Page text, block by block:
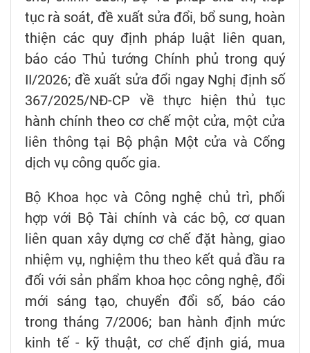
tục rà soát, đề xuất sửa đổi, bổ sung, hoàn
thiện các quy định pháp luật liên quan,
báo cáo Thủ tướng Chính phủ trong quý
II/2026; đề xuất sửa đổi ngay Nghị định số
367/2025/NĐ-CP về thực hiện thủ tục
hành chính theo cơ chế một cửa, một cửa
liên thông tại Bộ phận Một cửa và Cổng
dịch vụ công quốc gia.
Bộ Khoa học và Công nghệ chủ trì, phối
hợp với Bộ Tài chính và các bộ, cơ quan
liên quan xây dựng cơ chế đặt hàng, giao
nhiệm vụ, nghiệm thu theo kết quả đầu ra
đối với sản phẩm khoa học công nghệ, đổi
mới sáng tạo, chuyển đổi số, báo cáo
trong tháng 7/2006; ban hành định mức
kinh tế - kỹ thuật, cơ chế định giá, mua